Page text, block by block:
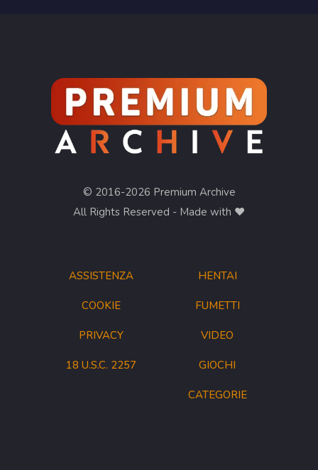
ASSISTENZA
COOKIE
PRIVACY
18 U.S.C. 2257
© 2016-2026 Premium Archive
All Rights Reserved - Made with ❤︎
HENTAI
FUMETTI
VIDEO
GIOCHI
CATEGORIE